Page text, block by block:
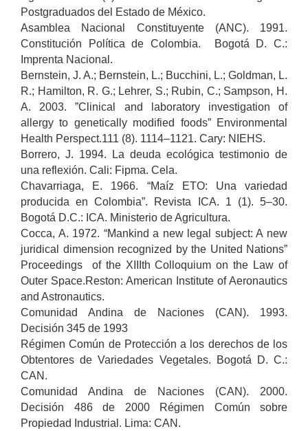
Postgraduados del Estado de México.
Asamblea Nacional Constituyente (ANC). 1991.
Constitución Política de Colombia. Bogotá D. C.:
Imprenta Nacional.
Bernstein, J. A.; Bernstein, L.; Bucchini, L.; Goldman, L.
R.; Hamilton, R. G.; Lehrer, S.; Rubin, C.; Sampson, H.
A. 2003. ”Clinical and laboratory investigation of
allergy to genetically modified foods” Environmental
Health Perspect.111 (8). 1114–1121. Cary: NIEHS.
Borrero, J. 1994. La deuda ecológica testimonio de
una reflexión. Cali: Fipma. Cela.
Chavarriaga, E. 1966. “Maíz ETO: Una variedad
producida en Colombia”. Revista ICA. 1 (1). 5–30.
Bogotá D.C.: ICA. Ministerio de Agricultura.
Cocca, A. 1972. “Mankind a new legal subject: A new
juridical dimension recognized by the United Nations”
Proceedings of the XIIIth Colloquium on the Law of
Outer Space.Reston: American Institute of Aeronautics
and Astronautics.
Comunidad Andina de Naciones (CAN). 1993.
Decisión 345 de 1993
Régimen Común de Protección a los derechos de los
Obtentores de Variedades Vegetales. Bogotá D. C.:
CAN.
Comunidad Andina de Naciones (CAN). 2000.
Decisión 486 de 2000 Régimen Común sobre
Propiedad Industrial. Lima: CAN.